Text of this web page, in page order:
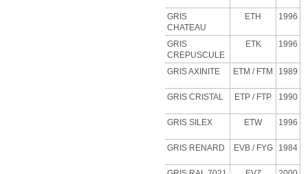
GRIS
CHATEAU
ETH 1996
GRIS
CREPUSCULE
ETK 1996
GRIS AXINITE ETM / FTM 1989
GRIS CRISTAL ETP / FTP 1990
GRIS SILEX ETW 1996
GRIS RENARD EVB / FYG 1984